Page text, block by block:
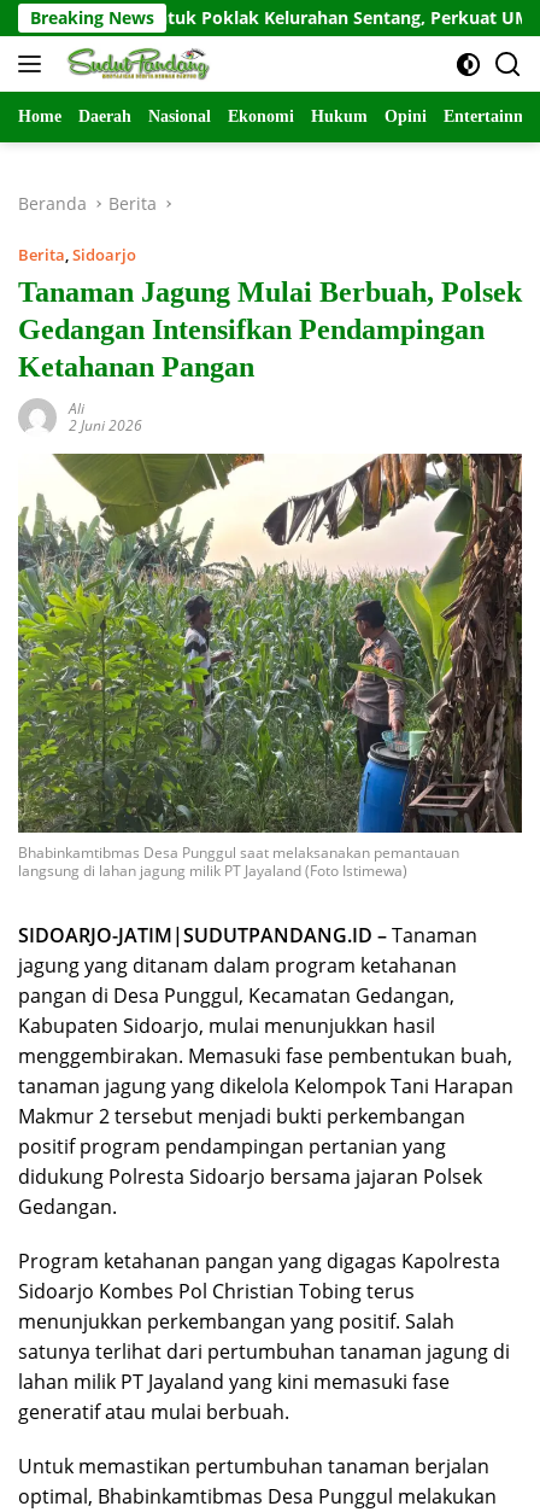
Langsung
ke
konten
Breaking News
untuk Poklak Kelurahan Sentang, Perkuat UMKM Jelang
Home Daerah Nasional Ekonomi Hukum Opini
Beranda Berita
Berita,Sidoarjo
Tanaman Jagung Mulai Berbuah, Polsek
Gedangan Intensifkan Pendampingan
Ketahanan Pangan
Ali
2 Juni 2026
Bhabinkamtibmas Desa Punggul saat melaksanakan pemantauan
langsung di lahan jagung milik PT Jayaland (Foto Istimewa)
SIDOARJO-JATIM|SUDUTPANDANG.ID –Tanaman
jagung yang ditanam dalam program ketahanan
pangan di Desa Punggul, Kecamatan Gedangan,
Kabupaten Sidoarjo, mulai menunjukkan hasil
menggembirakan. Memasuki fase pembentukan buah,
tanaman jagung yang dikelola Kelompok Tani Harapan
Makmur 2 tersebut menjadi bukti perkembangan
positif program pendampingan pertanian yang
didukung Polresta Sidoarjo bersama jajaran Polsek
Gedangan.
Program ketahanan pangan yang digagas Kapolresta
Sidoarjo Kombes Pol Christian Tobing terus
menunjukkan perkembangan yang positif. Salah
satunya terlihat dari pertumbuhan tanaman jagung di
lahan milik PT Jayaland yang kini memasuki fase
generatif atau mulai berbuah.
Untuk memastikan pertumbuhan tanaman berjalan
optimal, Bhabinkamtibmas Desa Punggul melakukan